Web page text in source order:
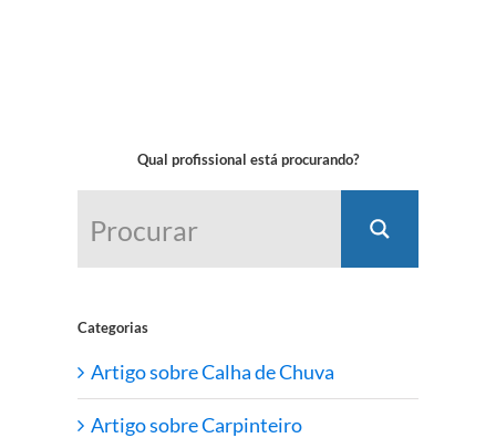
Qual profissional está procurando?
Categorias
Artigo sobre Calha de Chuva
Artigo sobre Carpinteiro